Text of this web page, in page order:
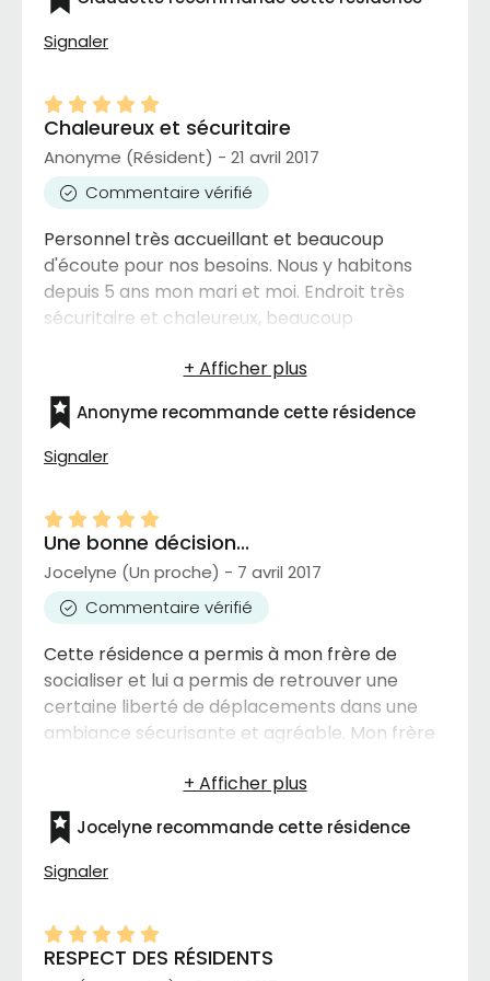
Signaler
Chaleureux et sécuritaire
Anonyme (Résident) - 21 avril 2017
Commentaire vérifié
Personnel très accueillant et beaucoup
d'écoute pour nos besoins. Nous y habitons
depuis 5 ans mon mari et moi. Endroit très
sécuritaire et chaleureux, beaucoup
Anonyme recommande cette résidence
Signaler
Une bonne décision...
Jocelyne (Un proche) - 7 avril 2017
Commentaire vérifié
Cette résidence a permis à mon frère de
socialiser et lui a permis de retrouver une
certaine liberté de déplacements dans une
ambiance sécurisante et agréable. Mon frère
cette résidence était une très bonne décision
et il ne l'a jamais regrettée.
Jocelyne recommande cette résidence
Signaler
RESPECT DES RÉSIDENTS